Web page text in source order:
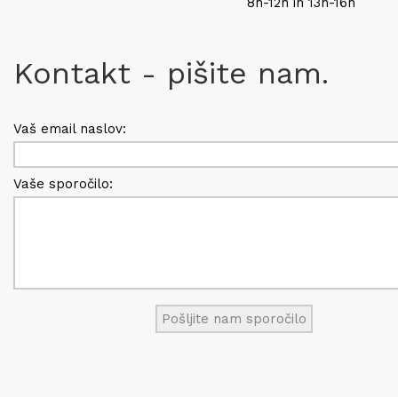
Kontakt - pišite nam.
Vaš email naslov:
Vaše sporočilo: